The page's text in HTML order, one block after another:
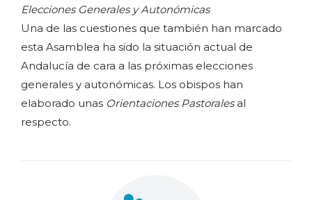
Elecciones Generales y Autonómicas
Una de las cuestiones que también han marcado
esta Asamblea ha sido la situación actual de
Andalucía de cara a las próximas elecciones
generales y autonómicas. Los obispos han
elaborado unas Orientaciones Pastoralesal
respecto.